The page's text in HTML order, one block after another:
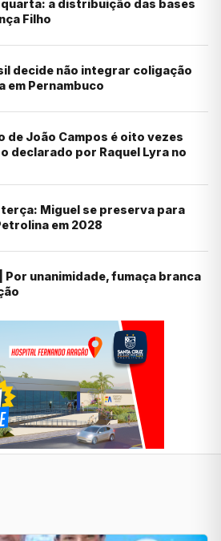
quarta: a distribuição das bases
Filho
decide não integrar coligação
em Pernambuco
de João Campos é oito vezes
declarado por Raquel Lyra no
terça: Miguel se preserva para
em 2028
Por unanimidade, fumaça branca